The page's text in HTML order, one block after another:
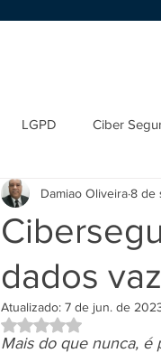
LGPD Ciber
dados
Damiao Oliveira8 de
Atualizado: 7 de jun. de
Avaliado com NaN de
Mais do que nunca, é